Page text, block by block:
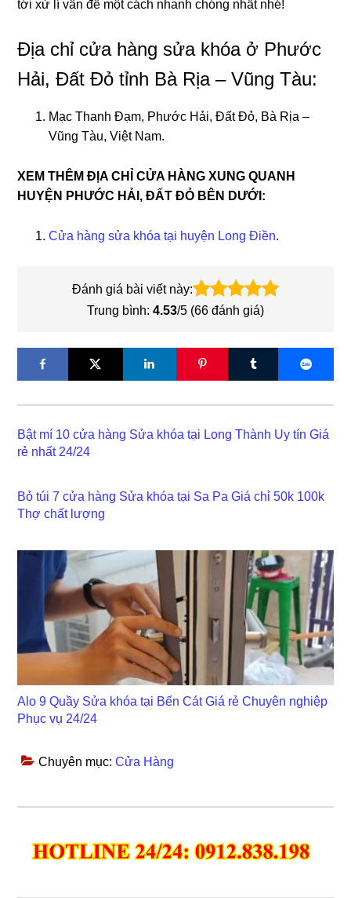
tới xử lí vấn đề một cách nhanh chóng nhất nhé!
Địa chỉ cửa hàng sửa khóa ở Phước
Hải, Đất Đỏ tỉnh Bà Rịa – Vũng Tàu:
Mạc Thanh Đạm, Phước Hải, Đất Đỏ, Bà Rịa –
Vũng Tàu, Việt Nam.
XEM THÊM ĐỊA CHỈ CỬA HÀNG XUNG QUANH
HUYỆN PHƯỚC HẢI, ĐẤT ĐỎ BÊN DƯỚI:
Cửa hàng sửa khóa tại huyện Long Điền.
Đánh giá bài viết này:
Trung bình: 4.53/5 (66 đánh giá)
Bật mí 10 cửa hàng Sửa khóa tại Long Thành Uy tín Giá
rẻ nhất 24/24
Bỏ túi 7 cửa hàng Sửa khóa tại Sa Pa Giá chỉ 50k 100k
Thợ chất lượng
Alo 9 Quầy Sửa khóa tại Bến Cát Giá rẻ Chuyên nghiệp
Phục vụ 24/24
Chuyên mục:Cửa Hàng